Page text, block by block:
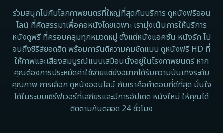
Drama ดราม่า
Dystopian
Emotional
Erotic
Family ครอบครัว
ร่วมสนุกไปกับโลกภาพยนตร์ที่ใหญ่ที่สุดกับบริการ ดูหนังฟรีออน
ไลน์ ที่คัดสรรมาเพื่อคอหนังโดยเฉพาะ เรามุ่งเน้นการให้บริการ
หนังดูฟรี ที่ครอบคลุมทุกหมวดหมู่ ตั้งแต่หนังแอคชั่น หนังรัก ไป
จนถึงซีรีส์ยอดฮิต พร้อมการันตีความคมชัดแบบ ดูหนังฟรี HD ที่
ให้ภาพและเสียงสมบูรณ์แบบเสมือนนั่งอยู่ในโรงภาพยนตร์ หาก
คุณต้องการประหยัดค่าใช้จ่ายแต่ยังอยากได้รับความบันเทิงระดับ
คุณภาพ การเลือก ดูหนังออนไลน์ กับเราคือคำตอบที่ดีที่สุด มั่นใจ
ได้ในระบบเซิร์ฟเวอร์ที่เสถียรและมีการอัปเดต หนังใหม่ ให้คุณได้
ติดตามกันตลอด 24 ชั่วโมง